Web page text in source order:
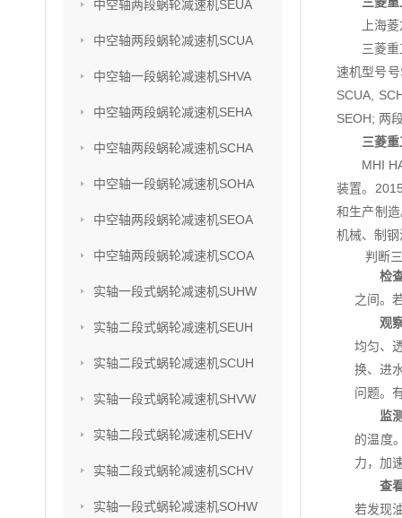
中空轴两段蜗轮减速机SEUA
中空轴两段蜗轮减速机SCUA
中空轴一段蜗轮减速机SHVA
中空轴两段蜗轮减速机SEHA
中空轴两段蜗轮减速机SCHA
中空轴一段蜗轮减速机SOHA
中空轴两段蜗轮减速机SEOA
中空轴两段蜗轮减速机SCOA
实轴一段式蜗轮减速机SUHW
实轴二段式蜗轮减速机SEUH
实轴二段式蜗轮减速机SCUH
实轴一段式蜗轮减速机SHVW
实轴二段式蜗轮减速机SEHV
实轴二段式蜗轮减速机SCHV
实轴一段式蜗轮减速机SOHW
上海
三菱
速机型号
SCUA,
SEOH; 两
三菱
MHI
装置。
和生产制
机械、制
判断
检
之间。
观
均匀、
换、进
问题。
监
的温度
力，加
查
若发现